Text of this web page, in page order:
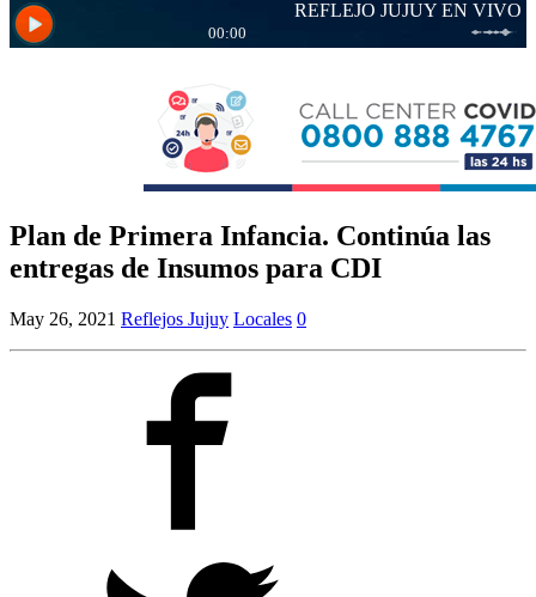
Plan de Primera Infancia. Continúa las
entregas de Insumos para CDI
May 26, 2021 Reflejos Jujuy Locales 0